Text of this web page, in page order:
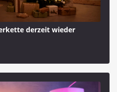
derzeit wieder